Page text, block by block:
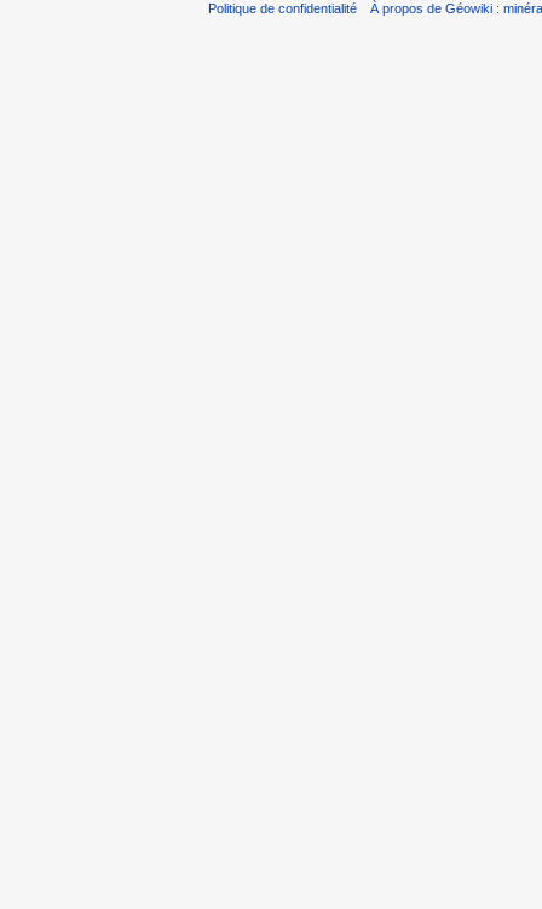
Politique de confidentialité À propos de Géowiki :